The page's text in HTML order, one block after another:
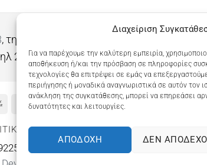
Διαχείριση
Για να παρέχουμε την καλύτερη εμπειρία,
αποθήκευση ή/και την πρόσβαση σε πληροφορίες
τεχνολογίες θα επιτρέψει σε εμάς να
περιήγησης ή μοναδικά αναγνωριστικά σε αυτόν τον
ανάκληση της συγκατάθεσης, μπορεί να επηρεάσει
δυνατότητες και λειτουργίες.
ΑΠΟΔΟΧΉ ΔΕΝ
, τηλ 28210 91906
28210 94712
Google
ΑΠΟΡΡΉΤΟΥ – COOKIES (ΕΕ)
ΔΟΥ:ΧΑΝΙΩΝ